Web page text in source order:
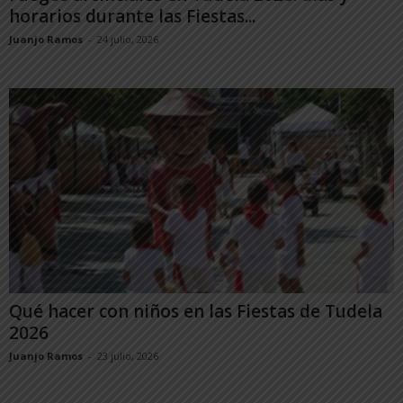
horarios durante las Fiestas...
Juanjo Ramos - 24 julio, 2026
Qué hacer con niños en las Fiestas de Tudela
2026
Juanjo Ramos - 23 julio, 2026